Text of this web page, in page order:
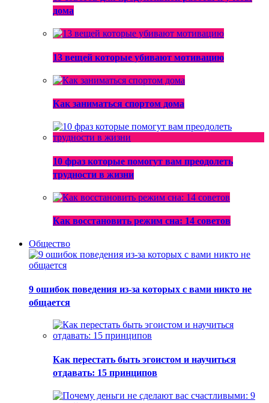
дома
13 вещей которые убивают мотивацию
Как заниматься спортом дома
10 фраз которые помогут вам преодолеть
трудности в жизни
Как восстановить режим сна: 14 советов
Общество
9 ошибок поведения из-за которых с вами никто не
общается
Как перестать быть эгоистом и научиться
отдавать: 15 принципов